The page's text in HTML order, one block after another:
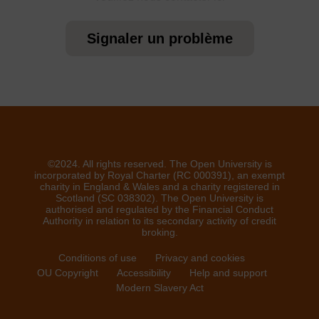
Signaler un problème
©2024. All rights reserved. The Open University is
incorporated by Royal Charter (RC 000391), an exempt
charity in England & Wales and a charity registered in
Scotland (SC 038302). The Open University is
authorised and regulated by the Financial Conduct
Authority in relation to its secondary activity of credit
broking.
Conditions of use
Privacy and cookies
OU Copyright
Accessibility
Help and support
Modern Slavery Act